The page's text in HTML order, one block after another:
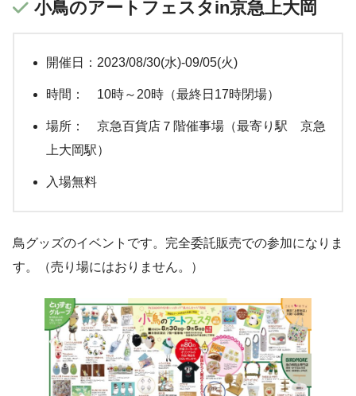
小鳥のアートフェスタin京急上大岡
開催日：2023/08/30(水)-09/05(火)
時間： 10時～20時（最終日17時閉場）
場所： 京急百貨店７階催事場（最寄り駅 京急
上大岡駅）
入場無料
鳥グッズのイベントです。完全委託販売での参加になりま
す。（売り場にはおりません。）